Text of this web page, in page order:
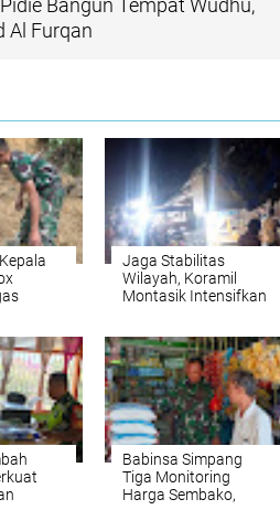
Bangun Tempat Wudhu,
Al Furqan
di
Jaga Stabilitas
Wilayah, Koramil
Montasik Intensifkan
Babinsa Simpang
Tiga Monitoring
Harga Sembako,